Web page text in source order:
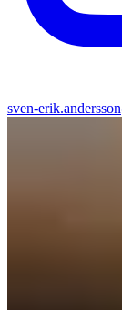
sven-